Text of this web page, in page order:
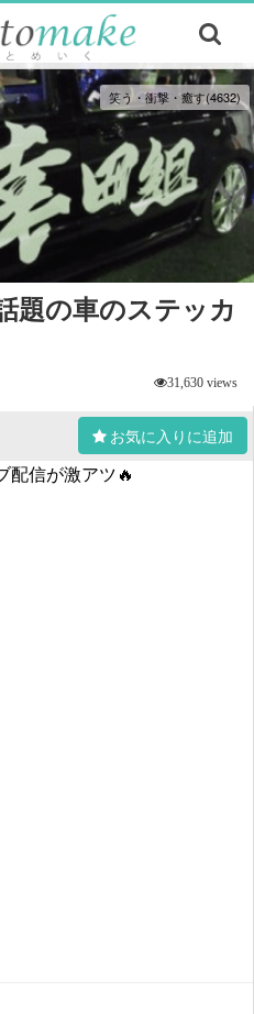
笑う・衝撃・癒す(4632)
題の車のステッカ
31,630 views
お気に入りに追加
配信が激アツ🔥